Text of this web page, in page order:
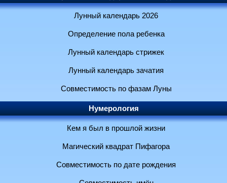
Лунный календарь 2026
Определение пола ребенка
Лунный календарь стрижек
Лунный календарь зачатия
Совместимость по фазам Луны
Нумерология
Кем я был в прошлой жизни
Магический квадрат Пифагора
Совместимость по дате рождения